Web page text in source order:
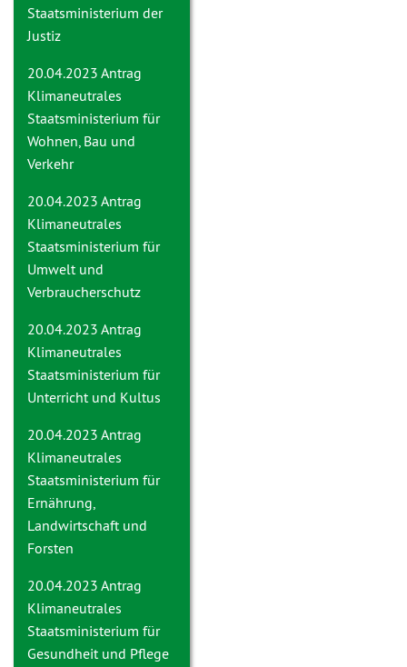
Staatsministerium der
Justiz
20.04.2023 Antrag
Klimaneutrales
Staatsministerium für
Wohnen, Bau und
Verkehr
20.04.2023 Antrag
Klimaneutrales
Staatsministerium für
Umwelt und
Verbraucherschutz
20.04.2023 Antrag
Klimaneutrales
Staatsministerium für
Unterricht und Kultus
20.04.2023 Antrag
Klimaneutrales
Staatsministerium für
Ernährung,
Landwirtschaft und
Forsten
20.04.2023 Antrag
Klimaneutrales
Staatsministerium für
Gesundheit und Pflege